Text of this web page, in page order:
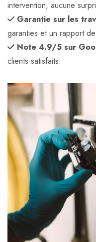
intervention, aucune
Garantie sur les
garanties et un rapport
Note 4.9/5 sur
clients satisfaits.